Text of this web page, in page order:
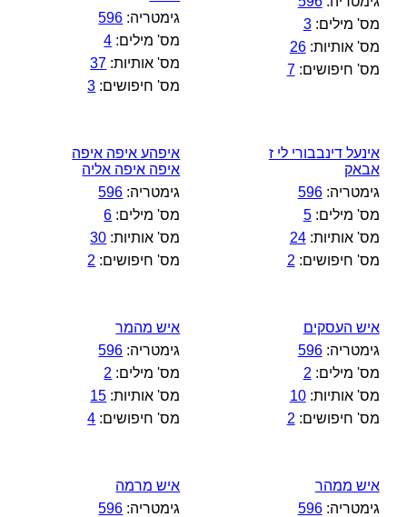
מס' מילים:3
מס' אותיות:26
מס' חיפושים:7
גימטריה: 596
מס' מילים: 4
מס' אותיות: 37
מס' חיפושים: 3
אינעל דינבבורי לי ז
אבאק
גימטריה:596
מס' מילים:5
מס' אותיות:24
מס' חיפושים: 2
איפהע איפה איפה
איפה איפה אליה
גימטריה: 596
מס' מילים: 6
מס' אותיות: 30
מס' חיפושים: 2
איש העסקים
גימטריה:596
מס' מילים: 2
מס' אותיות:10
מס' חיפושים: 2
איש מהמר
גימטריה: 596
מס' מילים: 2
מס' אותיות: 15
מס' חיפושים: 4
איש ממהר
גימטריה:596
איש מרמה
גימטריה: 596